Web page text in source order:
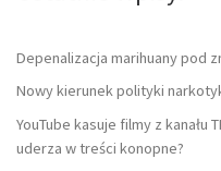
Depenalizacja marihuany pod
Nowy kierunek polityki
YouTube kasuje filmy z kanału
uderza w treści konopne?